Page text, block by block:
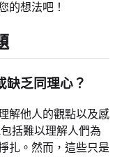
的想法吧！
缺乏同理心？
解他人的觀點以及感
括難以理解人們為
扎。然而，這些只是